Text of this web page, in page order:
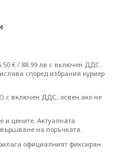
€ / 88.99 лв с включен ДДС.
според избрания куриер
с включен ДДС, освен ако не
цените. Актуалната
на поръчката.
официалният фиксиран